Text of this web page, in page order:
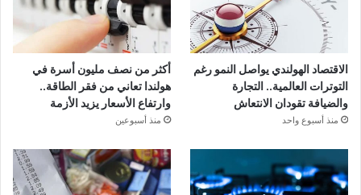
الاقتصاد الهولندي يواصل النمو رغم
التوترات العالمية.. التجارة
والضيافة تقودان الانتعاش
منذ أسبوع واحد
أكثر من نصف مليون أسرة في
هولندا تعاني من فقر الطاقة..
وارتفاع الأسعار يزيد الأزمة
منذ أسبوعين